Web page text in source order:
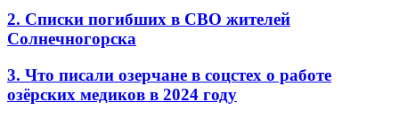
2. Списки погибших в СВО жителей
Солнечногорска
3. Что писали озерчане в соцстех о работе
озёрских медиков в 2024 году